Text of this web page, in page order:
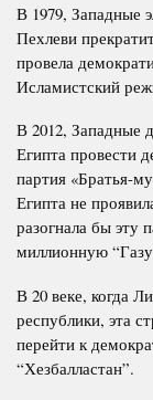
В 1979, Западные
Пехлеви
провела
Исламистский
В 2012, Западные
Египта провести
партия «Братья-
Египта не
разогнала бы эту
миллионную
В 20 веке, когда
республики, эта
перейти к
“Хезбалластан”.